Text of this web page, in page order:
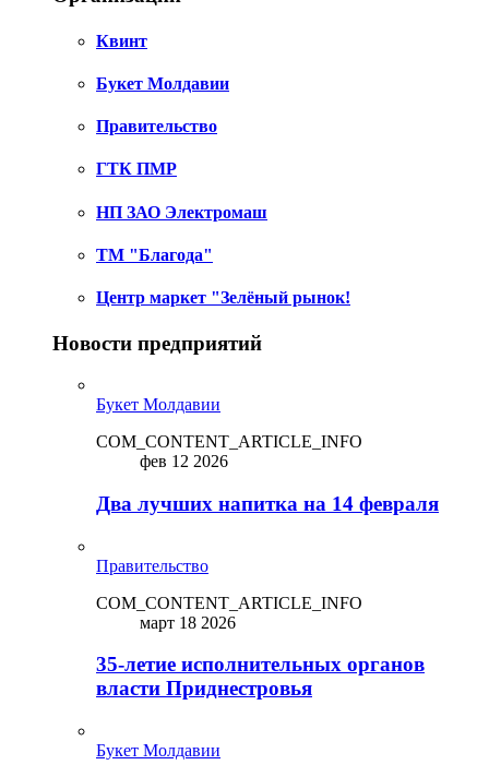
Квинт
Букет Молдавии
Правительство
ГТК ПМР
НП ЗАО Электромаш
ТМ "Благода"
Центр маркет "Зелёный рынок!
Новости предприятий
Букет Молдавии
COM_CONTENT_ARTICLE_INFO
фев 12 2026
Два лучших напитка на 14 февраля
Правительство
COM_CONTENT_ARTICLE_INFO
март 18 2026
35-летие исполнительных органов
власти Приднестровья
Букет Молдавии